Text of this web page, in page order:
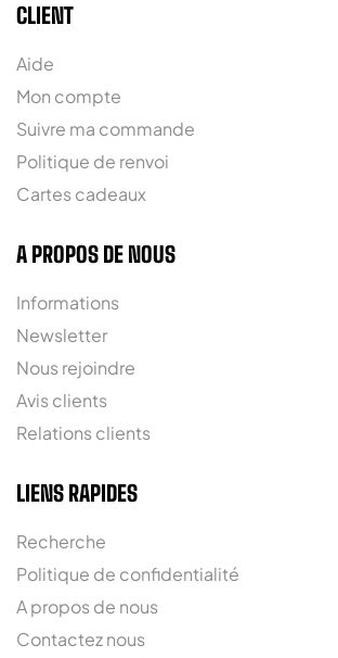
CLIENT
Aide
Mon compte
Suivre ma commande
Politique de renvoi
Cartes cadeaux
A PROPOS DE NOUS
Informations
Newsletter
Nous rejoindre
Avis clients
Relations clients
LIENS RAPIDES
Recherche
Politique de confidentialité
A propos de nous
Contactez nous